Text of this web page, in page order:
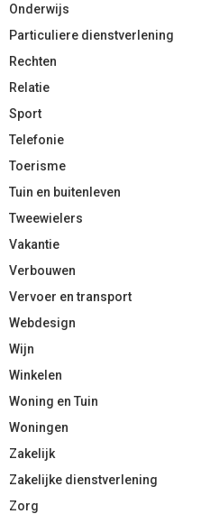
Onderwijs
Particuliere dienstverlening
Rechten
Relatie
Sport
Telefonie
Toerisme
Tuin en buitenleven
Tweewielers
Vakantie
Verbouwen
Vervoer en transport
Webdesign
Wijn
Winkelen
Woning en Tuin
Woningen
Zakelijk
Zakelijke dienstverlening
Zorg